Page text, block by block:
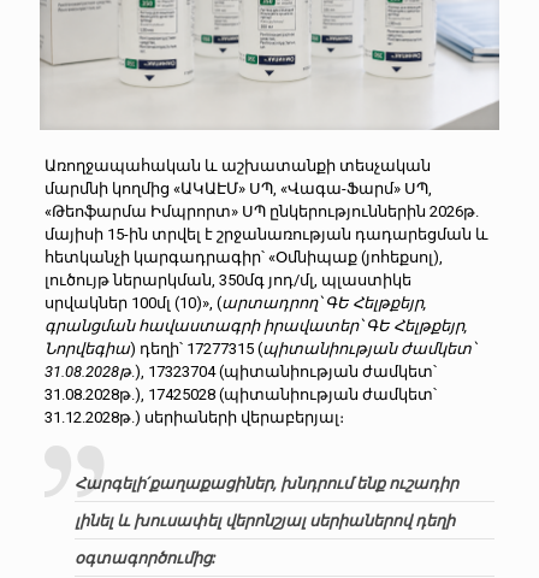
Առողջապահական և աշխատանքի տեսչական
մարմնի կողմից «ԱԿԱԷՄ» ՍՊ, «Վագա-Ֆարմ» ՍՊ,
«Թեոֆարմա Իմպրորտ» ՍՊ ընկերություններին 2026թ.
մայիսի 15-ին տրվել է շրջանառության դադարեցման և
հետկանչի կարգադրագիր՝ «Օմնիպաք (յոհեքսոլ),
լուծույթ ներարկման, 350մգ յոդ/մլ, պլաստիկե
սրվակներ 100մլ (10)», (արտադրող՝ ԳԵ Հելթքեյր,
գրանցման հավաստագրի իրավատեր՝ ԳԵ Հելթքեյր,
Նորվեգիա) դեղի՝ 17277315 (պիտանիության ժամկետ՝
31.08.2028թ.), 17323704 (պիտանիության ժամկետ՝
31.08.2028թ.), 17425028 (պիտանիության ժամկետ՝
31.12.2028թ.) սերիաների վերաբերյալ։
Հարգելի´ քաղաքացիներ, խնդրում ենք ուշադիր
լինել և խուսափել վերոնշյալ սերիաներով դեղի
օգտագործումից: